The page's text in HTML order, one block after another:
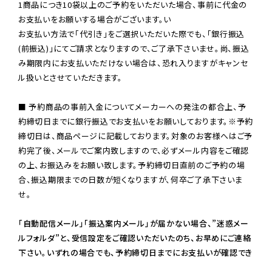
1商品につき10袋以上のご予約をいただいた場合、事前に代金の
お支払いをお願いする場合がございます。い
お支払い方法で「代引き」をご選択いただいた際でも、「銀行振込
(前振込)」にてご請求となりますので、ご了承下さいませ。尚、振込
み期限内にお支払いただけない場合は、恐れ入りますがキャンセ
ル扱いとさせていただきます。
■ 予約商品の事前入金についてメーカーへの発注の都合上、予
約締切日までに銀行振込でお支払いをお願いしております。※予約
締切日は、商品ページに記載しております。対象のお客様へはご予
約完了後、メールでご案内致しますので、必ずメール内容をご確認
の上、お振込みをお願い致します。予約締切日直前のご予約の場
合、振込期限までの日数が短くなりますが、何卒ご了承下さいま
せ。
「自動配信メール」「振込案内メール」が届かない場合、”迷惑メー
ルフォルダ”と、受信設定をご確認いただいたのち、お早めにご連絡
下さい。いずれの場合でも、予約締切日までにお支払いが確認でき